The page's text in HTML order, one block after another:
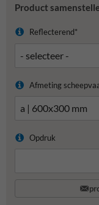
Product
Reflecterend*
Afmeting
Opdruk